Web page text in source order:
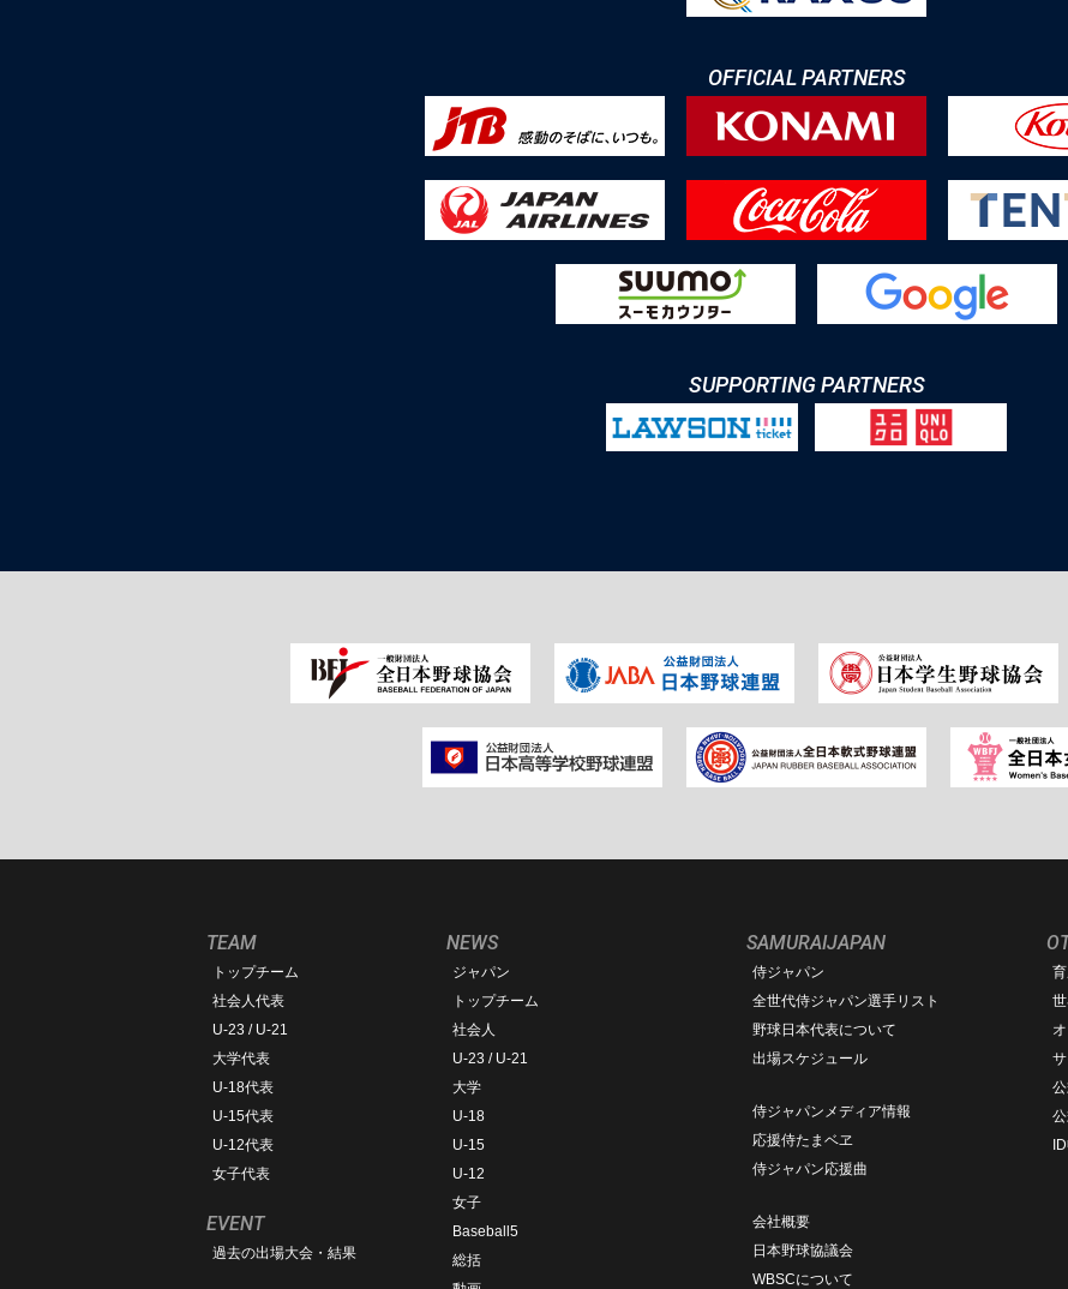
OFFICIAL PARTNERS
SUPPORTING PARTNERS
TEAM
トップチーム
社会人代表
U-23 / U-21
大学代表
U-18代表
U-15代表
U-12代表
女子代表
EVENT
過去の出場大会・結果
NEWS
ジャパン
トップチーム
社会人
U-23 / U-21
大学
U-18
U-15
U-12
女子
Baseball5
総括
SAMURAIJAPAN
侍ジャパン
全世代侍ジャパン選手リスト
野球日本代表について
出場スケジュール
侍ジャパンメディア情報
応援侍たまベヱ
侍ジャパン応援曲
会社概要
日本野球協議会
WBSCについて